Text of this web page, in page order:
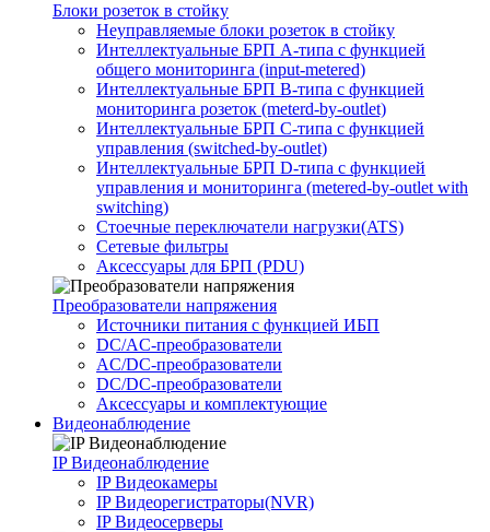
Блоки розеток в стойку
Неуправляемые блоки розеток в стойку
Интеллектуальные БРП А-типа с функцией
общего мониторинга (input-metered)
Интеллектуальные БРП B-типа с функцией
мониторинга розеток (meterd-by-outlet)
Интеллектуальные БРП C-типа с функцией
управления (switched-by-outlet)
Интеллектуальные БРП D-типа с функцией
управления и мониторинга (metered-by-outlet with
switching)
Стоечные переключатели нагрузки(ATS)
Сетевые фильтры
Аксессуары для БРП (PDU)
Преобразователи напряжения
Источники питания c функцией ИБП
DC/AC-преобразователи
AC/DC-преобразователи
DC/DC-преобразователи
Аксессуары и комплектующие
Видеонаблюдение
IP Видеонаблюдение
IP Видеокамеры
IP Видеорегистраторы(NVR)
IP Видеосерверы